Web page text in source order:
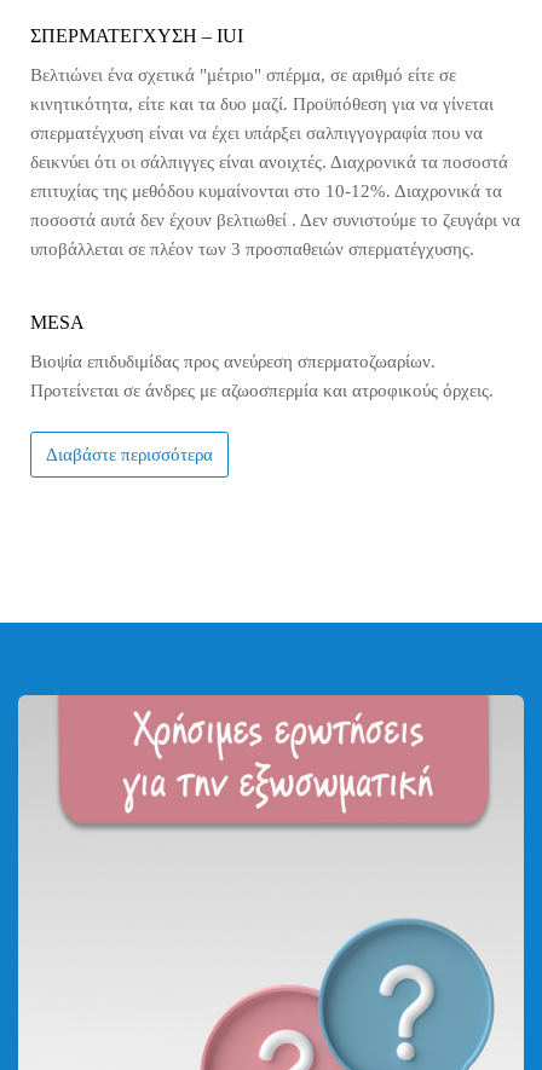
ΣΠΕΡΜΑΤΕΓΧΥΣΗ – ΙUI
Βελτιώνει ένα σχετικά "μέτριο" σπέρμα, σε αριθμό είτε σε
κινητικότητα, είτε και τα δυο μαζί. Προϋπόθεση για να γίνεται
σπερματέγχυση είναι να έχει υπάρξει σαλπιγγογραφία που να
δεικνύει ότι οι σάλπιγγες είναι ανοιχτές. Διαχρονικά τα ποσοστά
επιτυχίας της μεθόδου κυμαίνονται στο 10-12%. Διαχρονικά τα
ποσοστά αυτά δεν έχουν βελτιωθεί . Δεν συνιστούμε το ζευγάρι να
υποβάλλεται σε πλέον των 3 προσπαθειών σπερματέγχυσης.
MESA
Bιοψία επιδυδιμίδας προς ανεύρεση σπερματοζωαρίων.
Προτείνεται σε άνδρες με αζωοσπερμία και ατροφικούς όρχεις.
Διαβάστε περισσότερα